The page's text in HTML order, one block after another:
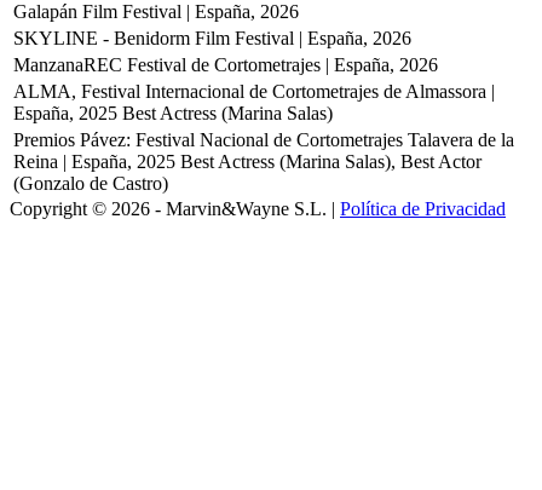
Galapán Film Festival | España, 2026
SKYLINE - Benidorm Film Festival | España, 2026
ManzanaREC Festival de Cortometrajes | España, 2026
ALMA, Festival Internacional de Cortometrajes de Almassora |
España, 2025 Best Actress (Marina Salas)
Premios Pávez: Festival Nacional de Cortometrajes Talavera de la
Reina | España, 2025 Best Actress (Marina Salas), Best Actor
(Gonzalo de Castro)
Copyright © 2026 - Marvin&Wayne S.L. | Política de Privacidad